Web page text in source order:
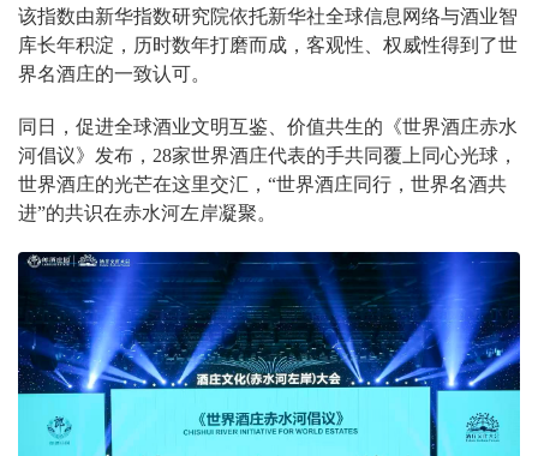
该指数由新华指数研究院依托新华社全球信息网络与酒业智
库长年积淀，历时数年打磨而成，客观性、权威性得到了世
界名酒庄的一致认可。
同日，促进全球酒业文明互鉴、价值共生的《世界酒庄赤水
河倡议》发布，28家世界酒庄代表的手共同覆上同心光球，
世界酒庄的光芒在这里交汇，“世界酒庄同行，世界名酒共
进”的共识在赤水河左岸凝聚。